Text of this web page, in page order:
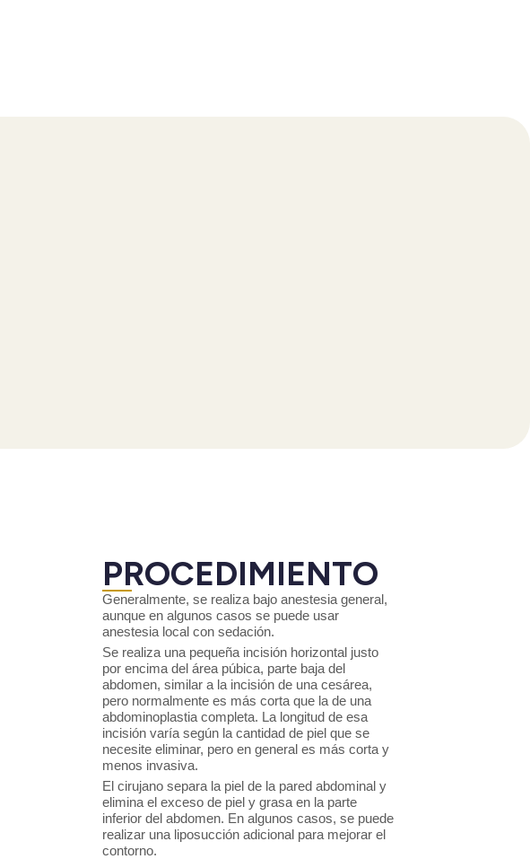
PROCEDIMIENTO
Generalmente, se realiza bajo anestesia general,
aunque en algunos casos se puede usar
anestesia local con sedación.
Se realiza una pequeña incisión horizontal justo
por encima del área púbica, parte baja del
abdomen, similar a la incisión de una cesárea,
pero normalmente es más corta que la de una
abdominoplastia completa. La longitud de esa
incisión varía según la cantidad de piel que se
necesite eliminar, pero en general es más corta y
menos invasiva.
El cirujano separa la piel de la pared abdominal y
elimina el exceso de piel y grasa en la parte
inferior del abdomen. En algunos casos, se puede
realizar una liposucción adicional para mejorar el
contorno.